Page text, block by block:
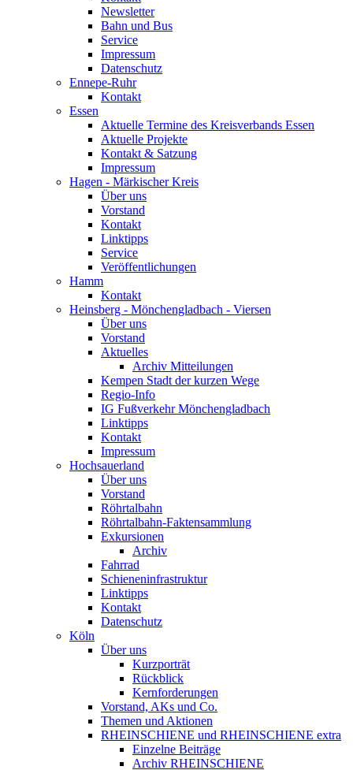
Newsletter
Bahn und Bus
Service
Impressum
Datenschutz
Ennepe-Ruhr
Kontakt
Essen
Aktuelle Termine des Kreisverbands Essen
Aktuelle Projekte
Kontakt & Satzung
Impressum
Hagen - Märkischer Kreis
Über uns
Vorstand
Kontakt
Linktipps
Service
Veröffentlichungen
Hamm
Kontakt
Heinsberg - Mönchengladbach - Viersen
Über uns
Vorstand
Aktuelles
Archiv Mitteilungen
Kempen Stadt der kurzen Wege
Regio-Info
IG Fußverkehr Mönchengladbach
Linktipps
Kontakt
Impressum
Hochsauerland
Über uns
Vorstand
Röhrtalbahn
Röhrtalbahn-Faktensammlung
Exkursionen
Archiv
Fahrrad
Schieneninfrastruktur
Linktipps
Kontakt
Datenschutz
Köln
Über uns
Kurzporträt
Rückblick
Kernforderungen
Vorstand, AKs und Co.
Themen und Aktionen
RHEINSCHIENE und RHEINSCHIENE extra
Einzelne Beiträge
Archiv RHEINSCHIENE